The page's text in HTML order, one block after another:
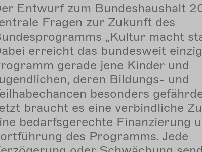
Entwurf zum Bundeshaushalt
Fragen zur Zukunft des
„Kultur macht
erreicht das bundesweit
gerade jene Kinder und
deren Bildungs- und
besonders
braucht es eine verbindliche
bedarfsgerechte Finanzierung
des Programms. Jede